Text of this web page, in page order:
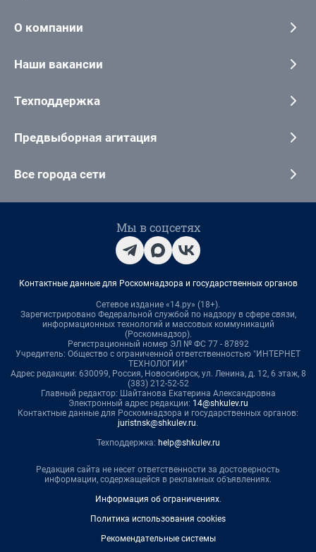
О компании
Наши вакансии
Техподдержка
Предвыборная агитация
Все города сети
Мы в соцсетях
Контактные данные для Роскомнадзора и государственных органов
Сетевое издание «14.ру» (18+).
Зарегистрировано Федеральной службой по надзору в сфере связи,
информационных технологий и массовых коммуникаций
(Роскомнадзор).
Регистрационный номер ЭЛ № ФС 77 - 87892
Учредитель: Общество с ограниченной ответственностью "ИНТЕРНЕТ
ТЕХНОЛОГИИ"
Адрес редакции: 630099, Россия, Новосибирск, ул. Ленина, д. 12, 6 этаж, 8
(383) 212-52-52
Главный редактор: Шайтанова Екатерина Александровна
Электронный адрес редакции: 14@shkulev.ru
Контактные данные для Роскомнадзора и государственных органов:
juristnsk@shkulev.ru.
Техподдержка: help@shkulev.ru
Редакция сайта не несет ответственности за достоверность
информации, содержащейся в рекламных объявлениях.
Информация об ограничениях.
Политика использования cookies
Рекомендательные системы